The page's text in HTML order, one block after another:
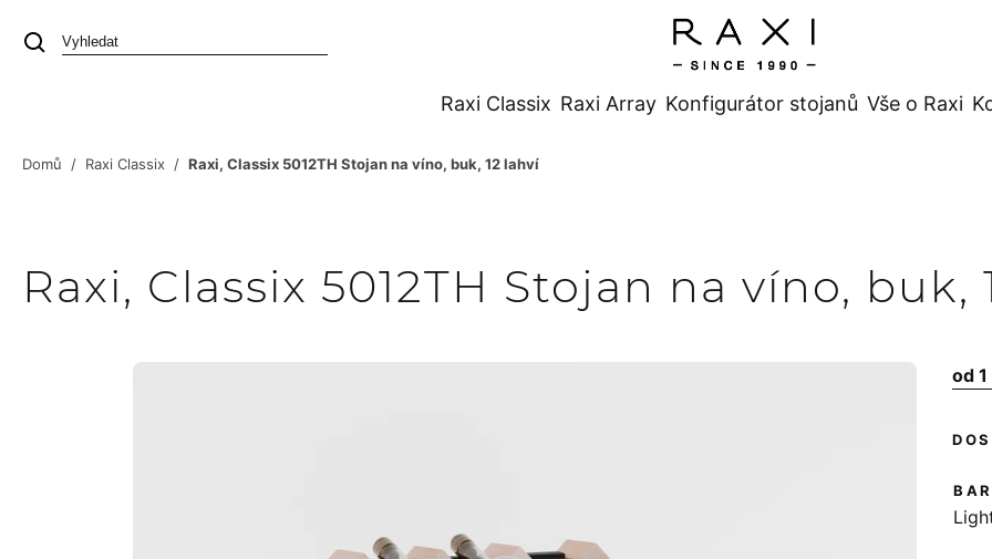
Raxi Classix Raxi Array Konfigurátor stojanů Vše o Raxi
Domů / Raxi Classix / Raxi, Classix 5012TH Stojan na víno, buk, 12 lahví
Raxi, Classix 5012TH Stojan na víno, buk,
od